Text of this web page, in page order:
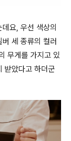
요, 우선 색상의
세 종류의 컬러
무게를 가지고 있
받았다고 하더군